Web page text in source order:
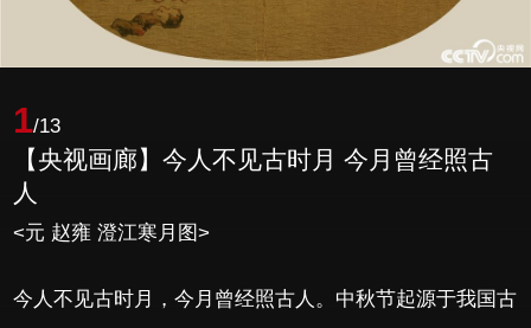
1/13
【央视画廊】今人不见古时月 今月曾经照古
人
<元 赵雍 澄江寒月图>
今人不见古时月，今月曾经照古人。中秋节起源于我国古